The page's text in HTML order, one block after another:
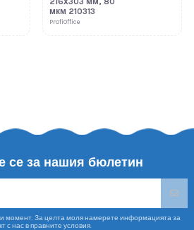
мкм 210313
ProfiOffice
се за нашия бюлетин
момент. За целта моля намерете информацията за
с нас в правните условия.